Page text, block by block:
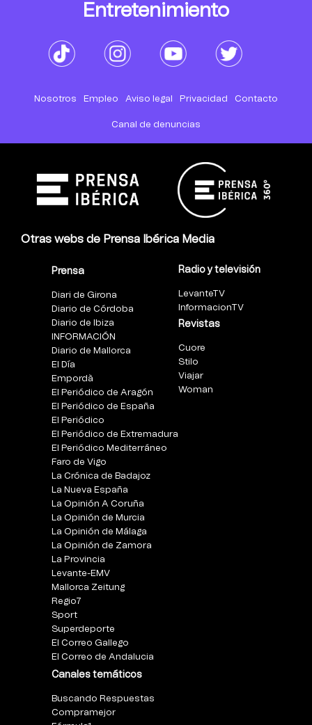
Entretenimiento
Nosotros Empleo Aviso legal Privacidad Contacto
Canal de denuncias
Otras webs de Prensa Ibérica Media
Prensa
Diari de Girona
Diario de Córdoba
Diario de Ibiza
INFORMACIÓN
Diario de Mallorca
El Día
Empordà
El Periódico de Aragón
El Periódico de España
El Periódico
El Periódico de Extremadura
El Periódico Mediterráneo
Faro de Vigo
La Crónica de Badajoz
La Nueva España
La Opinión A Coruña
La Opinión de Murcia
La Opinión de Málaga
La Opinión de Zamora
La Provincia
Levante-EMV
Mallorca Zeitung
Regio7
Sport
Superdeporte
El Correo Gallego
El Correo de Andalucia
Canales temáticos
Buscando Respuestas
Compramejor
Radio y televisión
LevanteTV
InformacionTV
Revistas
Cuore
Stilo
Viajar
Woman